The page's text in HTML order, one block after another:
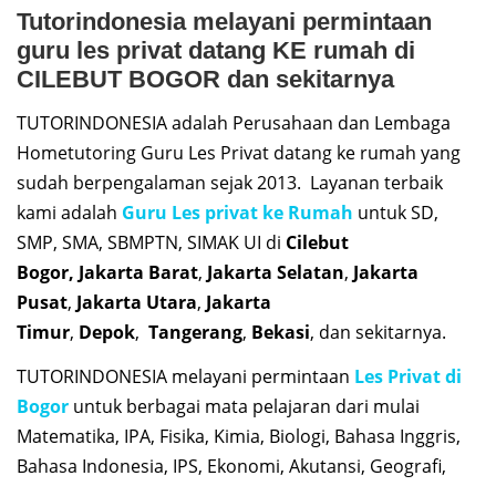
Tutorindonesia melayani permintaan
guru les privat datang KE rumah di
CILEBUT BOGOR dan sekitarnya
TUTORINDONESIA adalah Perusahaan dan Lembaga
Hometutoring Guru Les Privat datang ke rumah yang
sudah berpengalaman sejak 2013. Layanan terbaik
kami adalah Guru Les privat ke Rumah untuk SD,
SMP, SMA, SBMPTN, SIMAK UI di Cilebut
Bogor, Jakarta Barat, Jakarta Selatan, Jakarta
Pusat, Jakarta Utara, Jakarta
Timur, Depok, Tangerang, Bekasi, dan sekitarnya.
TUTORINDONESIA melayani permintaan Les Privat di
Bogor untuk berbagai mata pelajaran dari mulai
Matematika, IPA, Fisika, Kimia, Biologi, Bahasa Inggris,
Bahasa Indonesia, IPS, Ekonomi, Akutansi, Geografi,